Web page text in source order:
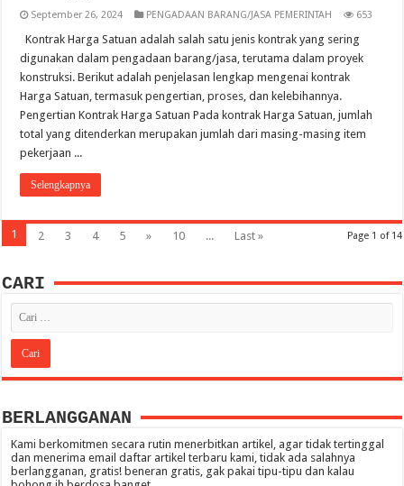
September 26, 2024 PENGADAAN BARANG/JASA PEMERINTAH 653
Kontrak Harga Satuan adalah salah satu jenis kontrak yang sering
digunakan dalam pengadaan barang/jasa, terutama dalam proyek
konstruksi. Berikut adalah penjelasan lengkap mengenai kontrak
Harga Satuan, termasuk pengertian, proses, dan kelebihannya.
Pengertian Kontrak Harga Satuan Pada kontrak Harga Satuan, jumlah
total yang ditenderkan merupakan jumlah dari masing-masing item
pekerjaan ...
Selengkapnya
Page 1 of 14
1 2 3 4 5 » 10 ... Last »
CARI
BERLANGGANAN
Kami berkomitmen secara rutin menerbitkan artikel, agar tidak tertinggal
dan menerima email daftar artikel terbaru kami, tidak ada salahnya
berlangganan, gratis! beneran gratis, gak pakai tipu-tipu dan kalau